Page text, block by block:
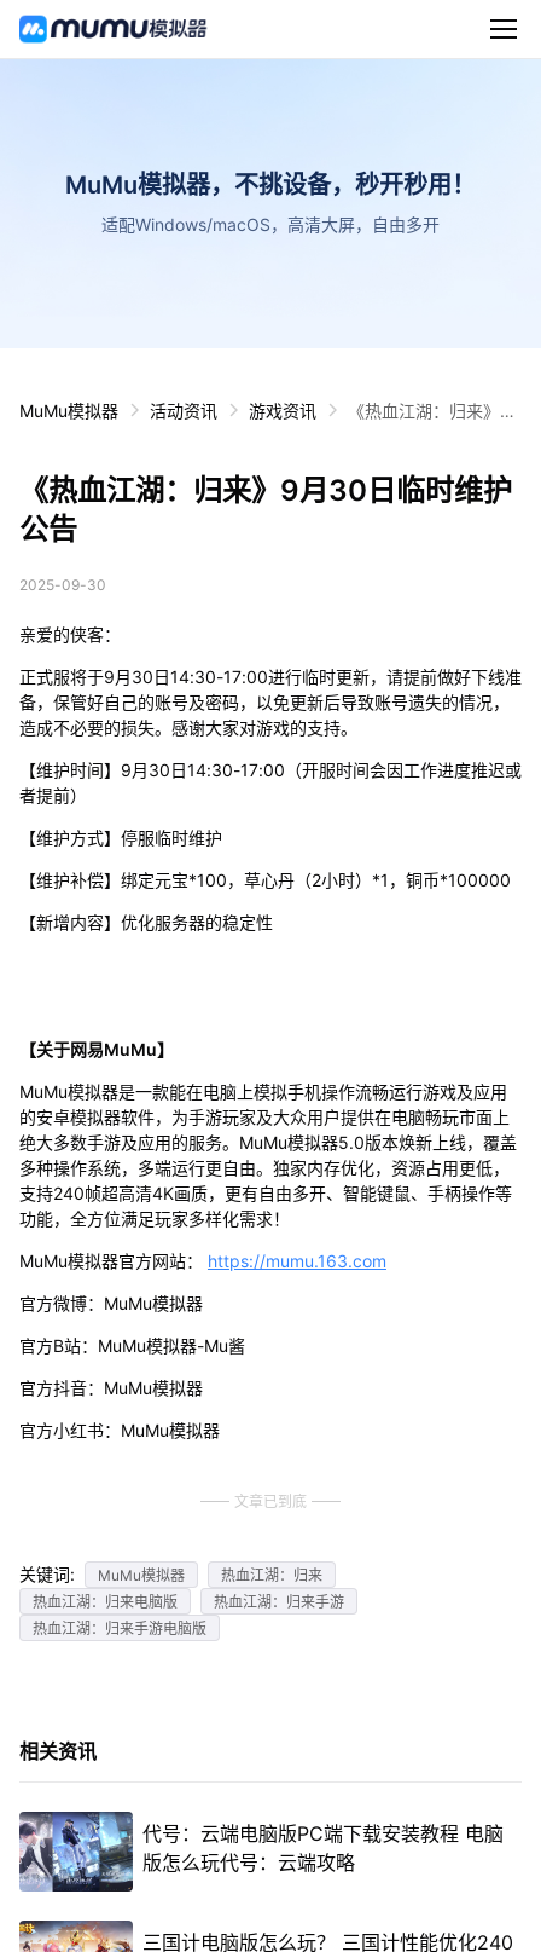
MuMu模拟器，不挑设备，秒开秒用！
适配Windows/macOS，高清大屏，自由多开
MuMu模拟器 活动资讯 游戏资讯
《热血江湖：归来》9
《热血江湖：归来》9月30日临时维护
公告
2025-09-30
亲爱的侠客：
正式服将于9月30日14:30-17:00进行临时更新，请提前做好下线准
备，保管好自己的账号及密码，以免更新后导致账号遗失的情况，
造成不必要的损失。感谢大家对游戏的支持。
【维护时间】9月30日14:30-17:00（开服时间会因工作进度推迟或
者提前）
【维护方式】停服临时维护
【维护补偿】绑定元宝*100，草心丹（2小时）*1，铜币*100000
【新增内容】优化服务器的稳定性
【关于网易MuMu】
MuMu模拟器是一款能在电脑上模拟手机操作流畅运行游戏及应用
的安卓模拟器软件，为手游玩家及大众用户提供在电脑畅玩市面上
绝大多数手游及应用的服务。MuMu模拟器5.0版本焕新上线，覆盖
多种操作系统，多端运行更自由。独家内存优化，资源占用更低，
支持240帧超高清4K画质，更有自由多开、智能键鼠、手柄操作等
功能，全方位满足玩家多样化需求！
MuMu模拟器官方网站： https://mumu.163.com
官方微博：MuMu模拟器
官方B站：MuMu模拟器-Mu酱
官方抖音：MuMu模拟器
官方小红书：MuMu模拟器
文章已到底
关键词: MuMu模拟器
热血江湖：归来
热血江湖：归来电脑版
热血江湖：归来手游
热血江湖：归来手游电脑版
相关资讯
代号：云端电脑版PC端下载安装教程 电脑
版怎么玩代号：云端攻略
三国计电脑版怎么玩？ 三国计性能优化240